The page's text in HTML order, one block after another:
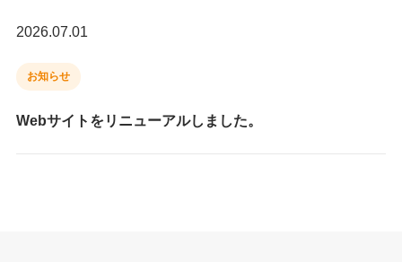
2026.07.01
お知らせ
Webサイトをリニューアルしました。